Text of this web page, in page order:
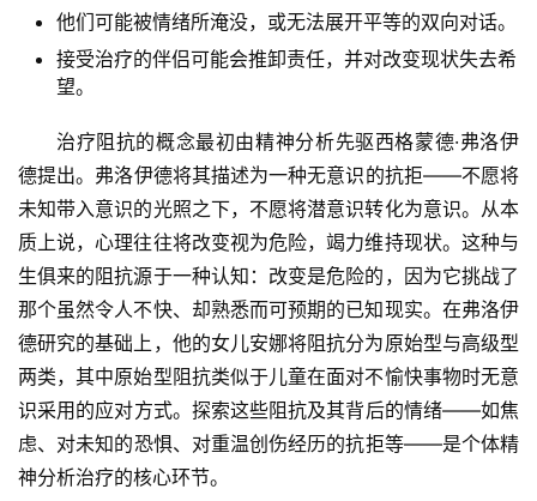
他们可能被情绪所淹没，或无法展开平等的双向对话。
接受治疗的伴侣可能会推卸责任，并对改变现状失去希
望。
治疗阻抗的概念最初由精神分析先驱西格蒙德·弗洛伊
德提出。弗洛伊德将其描述为一种无意识的抗拒——不愿将
未知带入意识的光照之下，不愿将潜意识转化为意识。从本
质上说，心理往往将改变视为危险，竭力维持现状。这种与
生俱来的阻抗源于一种认知：改变是危险的，因为它挑战了
那个虽然令人不快、却熟悉而可预期的已知现实。在弗洛伊
德研究的基础上，他的女儿安娜将阻抗分为原始型与高级型
两类，其中原始型阻抗类似于儿童在面对不愉快事物时无意
识采用的应对方式。探索这些阻抗及其背后的情绪——如焦
虑、对未知的恐惧、对重温创伤经历的抗拒等——是个体精
神分析治疗的核心环节。